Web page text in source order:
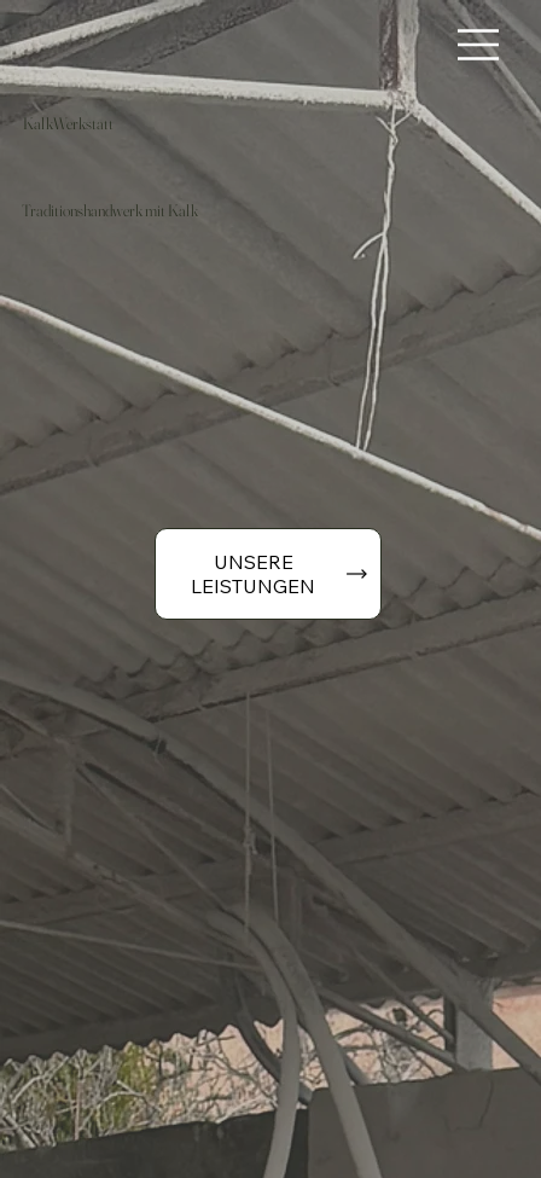
KalkWerkstatt
Traditionshandwerk mit Kalk
UNSERE
LEISTUNGEN